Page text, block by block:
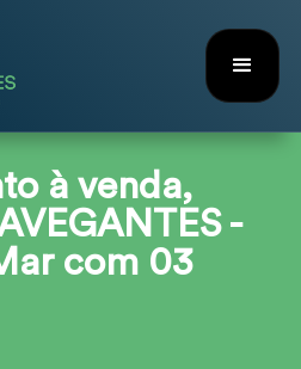
à venda,
-
com 03